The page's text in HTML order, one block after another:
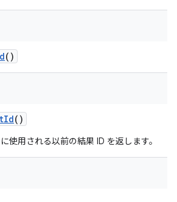
()
Id()
使用される以前の結果 ID を返します。